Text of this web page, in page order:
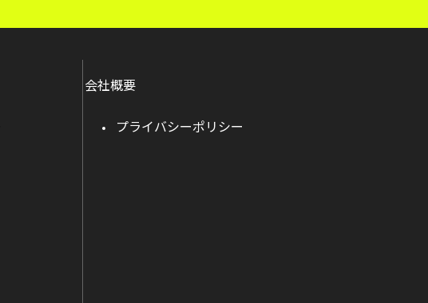
会社概要
プライバシーポリシー